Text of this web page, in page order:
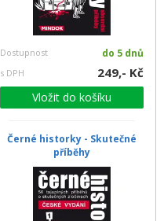
Dostupnost do 5 dnů
s DPH 249,- Kč
Vložit do košíku
Černé historky - Skutečné
příběhy